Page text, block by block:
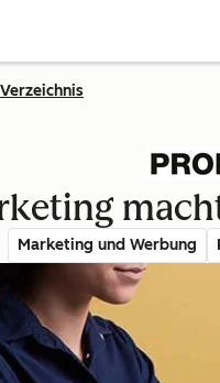
Verzeichnis
Marketing und Werbung